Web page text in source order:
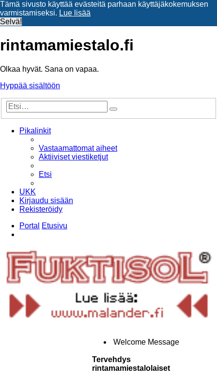
Tämä sivusto käyttää evästeitä parhaan käyttäjäkokemuksen
varmistamiseksi. Lue lisää
Selvä!
rintamamiestalo.fi
Olkaa hyvät. Sana on vapaa.
Hyppää sisältöön
Etsi
Pikalinkit
Vastaamattomat aiheet
Aktiiviset viestiketjut
Etsi
UKK
Kirjaudu sisään
Rekisteröidy
Portal Etusivu
Welcome Message
Tervehdys
rintamamiestalolaiset